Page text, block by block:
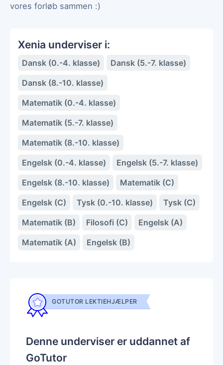
vores forløb sammen :)
Xenia underviser i:
Dansk (0.-4. klasse)
Dansk (5.-7. klasse)
Dansk (8.-10. klasse)
Matematik (0.-4. klasse)
Matematik (5.-7. klasse)
Matematik (8.-10. klasse)
Engelsk (0.-4. klasse)
Engelsk (5.-7. klasse)
Engelsk (8.-10. klasse)
Matematik (C)
Engelsk (C)
Tysk (0.-10. klasse)
Tysk (C)
Matematik (B)
Filosofi (C)
Engelsk (A)
Matematik (A)
Engelsk (B)
GOTUTOR LEKTIEHJÆLPER
Denne underviser er uddannet af
GoTutor